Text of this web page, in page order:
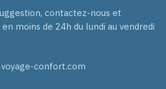
contactez-nous et
moins de 24h du lundi au vendredi
confort.com